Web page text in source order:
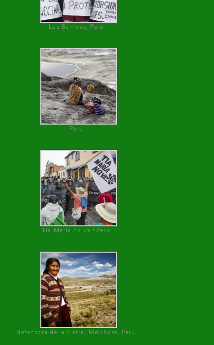
Las Bambas, Perú
Perú
Tía María no va ! Perú
defensora de la tierra, Melchora, Perú